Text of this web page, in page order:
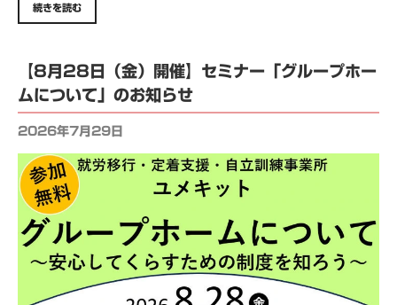
続きを読む
【8月28日（金）開催】セミナー「グループホー
ムについて」のお知らせ
2026年7月29日